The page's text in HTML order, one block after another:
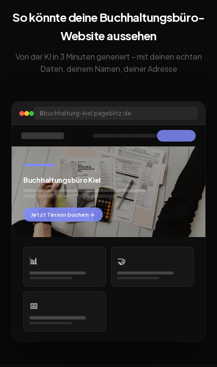
So könnte deine Buchhaltungsbüro-
Website aussehen
Von der KI in 3 Minuten generiert – mit deinen echten
Daten, deinem Namen, deiner Adresse
🔒 buchhaltung-kiel.pageblitz.de
Buchhaltungsbüro Kiel
Jetzt Termin buchen →
📊 🤝
📅